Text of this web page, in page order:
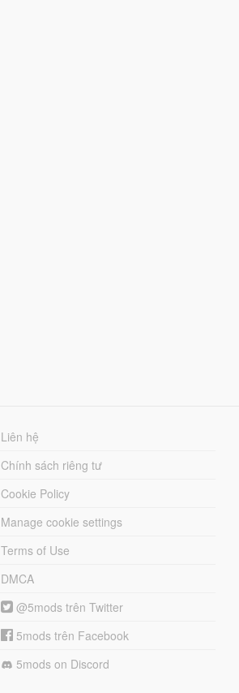
Liên hệ
Chính sách riêng tư
Cookie Policy
Manage cookie settings
Terms of Use
DMCA
@5mods trên Twitter
5mods trên Facebook
5mods on Discord